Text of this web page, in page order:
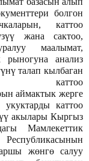
болгон
каттоо
жана сактоо,
маалымат,
рыногуна анализ
талап кылбаган
каттоо
жерге
каттоо
акылары Кыргыз
Мамлекеттик
жөнгө салуу